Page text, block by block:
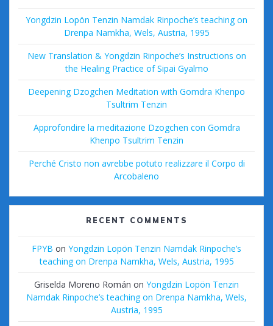
Yongdzin Lopön Tenzin Namdak Rinpoche’s teaching on
Drenpa Namkha, Wels, Austria, 1995
New Translation & Yongdzin Rinpoche’s Instructions on
the Healing Practice of Sipai Gyalmo
Deepening Dzogchen Meditation with Gomdra Khenpo
Tsultrim Tenzin
Approfondire la meditazione Dzogchen con Gomdra
Khenpo Tsultrim Tenzin
Perché Cristo non avrebbe potuto realizzare il Corpo di
Arcobaleno
RECENT COMMENTS
FPYB on Yongdzin Lopön Tenzin Namdak Rinpoche’s
teaching on Drenpa Namkha, Wels, Austria, 1995
Griselda Moreno Román on Yongdzin Lopön Tenzin
Namdak Rinpoche’s teaching on Drenpa Namkha, Wels,
Austria, 1995